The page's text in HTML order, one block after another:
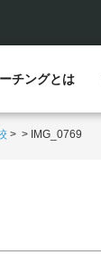
チングとは
> > IMG_0769